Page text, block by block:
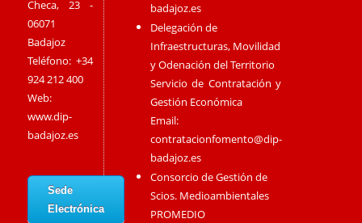
Checa, 23 -
06071
Badajoz
Teléfono: +34
924 212 400
Web:
www.dip-
badajoz.es
Sede
Electrónica
badajoz.es
Delegación de
Infraestructuras, Movilidad
y Odenación del Territorio
Servicio de Contratación y
Gestión Económica
Email:
contratacionfomento@dip-
badajoz.es
Consorcio de Gestión de
Scios. Medioambientales
PROMEDIO